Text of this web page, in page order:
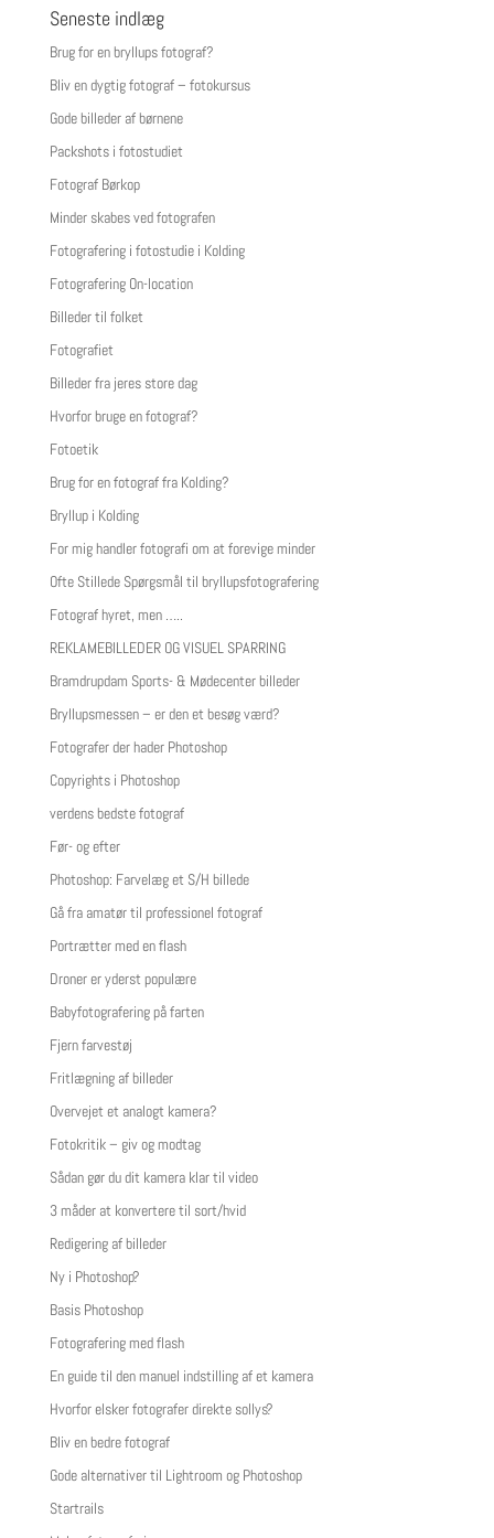
Seneste indlæg
Brug for en bryllups fotograf?
Bliv en dygtig fotograf – fotokursus
Gode billeder af børnene
Packshots i fotostudiet
Fotograf Børkop
Minder skabes ved fotografen
Fotografering i fotostudie i Kolding
Fotografering On-location
Billeder til folket
Fotografiet
Billeder fra jeres store dag
Hvorfor bruge en fotograf?
Fotoetik
Brug for en fotograf fra Kolding?
Bryllup i Kolding
For mig handler fotografi om at forevige minder
Ofte Stillede Spørgsmål til bryllupsfotografering
Fotograf hyret, men …..
REKLAMEBILLEDER OG VISUEL SPARRING
Bramdrupdam Sports- & Mødecenter billeder
Bryllupsmessen – er den et besøg værd?
Fotografer der hader Photoshop
Copyrights i Photoshop
verdens bedste fotograf
Før- og efter
Photoshop: Farvelæg et S/H billede
Gå fra amatør til professionel fotograf
Portrætter med en flash
Droner er yderst populære
Babyfotografering på farten
Fjern farvestøj
Fritlægning af billeder
Overvejet et analogt kamera?
Fotokritik – giv og modtag
Sådan gør du dit kamera klar til video
3 måder at konvertere til sort/hvid
Redigering af billeder
Ny i Photoshop?
Basis Photoshop
Fotografering med flash
En guide til den manuel indstilling af et kamera
Hvorfor elsker fotografer direkte sollys?
Bliv en bedre fotograf
Gode alternativer til Lightroom og Photoshop
Startrails